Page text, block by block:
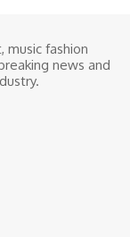
music fashion
news and